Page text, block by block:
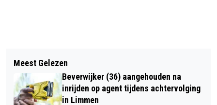
VANAF ZONDAG ‘AVONDLOCKDOWN’
VERMISTE EN GEVONDEN DIEREN
Meest Gelezen
Beverwijker (36) aangehouden na
inrijden op agent tijdens achtervolging
in Limmen